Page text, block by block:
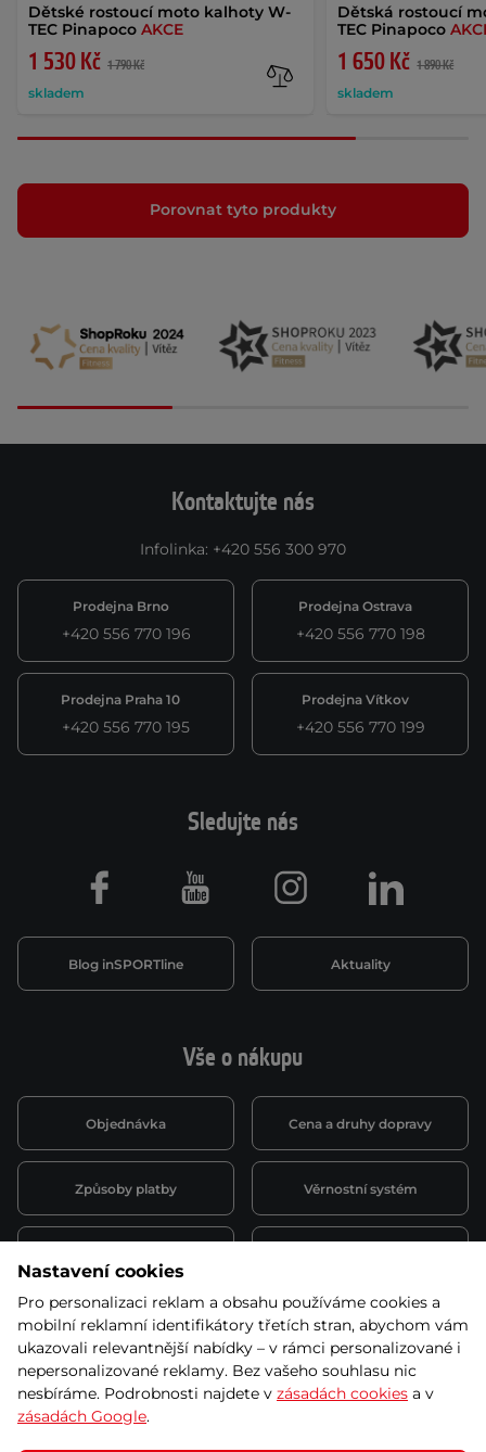
Dětské rostoucí moto kalhoty W-
TEC Pinapoco AKCE
1 530 Kč 1 790 Kč
skladem
Dětská rostoucí
TEC Pinapoco
1 650 Kč 1 890 Kč
skladem
Porovnat tyto produkty
Kontaktujte nás
Infolinka: +420 556 300 970
Prodejna Brno
+420 556 770 196
Prodejna Ostrava
+420 556 770 198
Prodejna Praha 10
+420 556 770 195
Prodejna Vítkov
+420 556 770 199
Vše o nákupu
Objednávka Cena a druhy dopravy
Způsoby platby Věrnostní systém
Půjčovna
obchodní podmínky
Kariéra
Sledujte nás
Blog inSPORTline Aktuality
Facebook Youtube Instagram LinkedIn
Nastavení cookies
Pro personalizaci reklam a obsahu používáme cookies a
mobilní reklamní identifikátory třetích stran, abychom vám
ukazovali relevantnější nabídky – v rámci personalizované i
nepersonalizované reklamy. Bez vašeho souhlasu nic
nesbíráme. Podrobnosti najdete v zásadách cookies a v
zásadách Google.